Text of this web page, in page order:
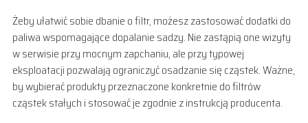
Żeby ułatwić sobie dbanie o filtr, możesz zastosować dodatki do
paliwa wspomagające dopalanie sadzy. Nie zastąpią one wizyty
w serwisie przy mocnym zapchaniu, ale przy typowej
eksploatacji pozwalają ograniczyć osadzanie się cząstek. Ważne,
by wybierać produkty przeznaczone konkretnie do filtrów
cząstek stałych i stosować je zgodnie z instrukcją producenta.